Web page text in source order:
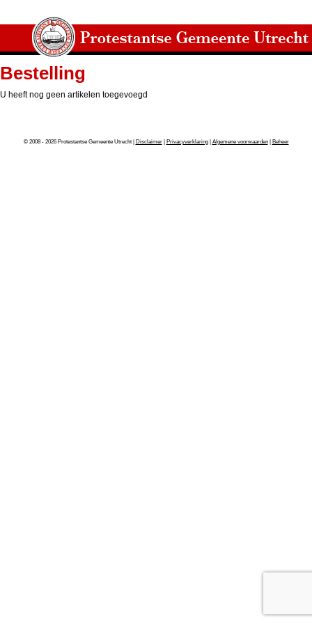
Bestelling
U heeft nog geen artikelen toegevoegd
© 2008 - 2026 Protestantse Gemeente Utrecht | Disclaimer| Privacyverklaring| Algemene voorwaarden| Beheer